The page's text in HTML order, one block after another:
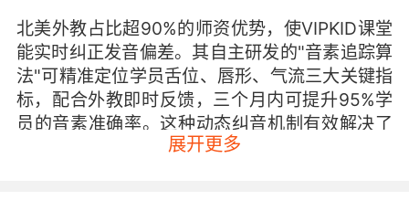
北美外教占比超90%的师资优势，使VIPKID课堂
能实时纠正发音偏差。其自主研发的"音素追踪算
法"可精准定位学员舌位、唇形、气流三大关键指
标，配合外教即时反馈，三个月内可提升95%学
员的音素准确率。这种动态纠音机制有效解决了
传统教学中"知其然不知其所以然"的痛点。
展开更多